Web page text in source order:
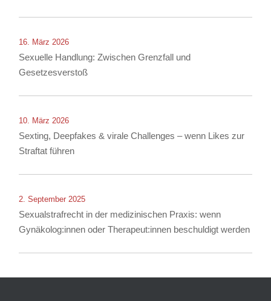
16. März 2026
Sexuelle Handlung: Zwischen Grenzfall und
Gesetzesverstoß
10. März 2026
Sexting, Deepfakes & virale Challenges – wenn Likes zur
Straftat führen
2. September 2025
Sexualstrafrecht in der medizinischen Praxis: wenn
Gynäkolog:innen oder Therapeut:innen beschuldigt werden